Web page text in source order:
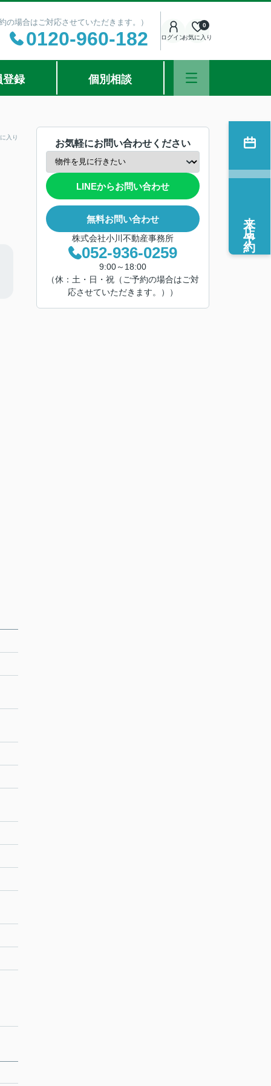
場合はご対応させていただきます。）
0120-960-182 ログインお気に入り
0
登録 個別相談
入り
お気軽にお問い合わせください
LINEからお問い合わせ
無料お問い合わせ
株式会社小川不動産事務所
052-936-0259
9:00～18:00
（休：土・日・祝（ご予約の場合はご対
応させていただきます。））
来店予約